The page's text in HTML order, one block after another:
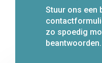
Stuur ons een
zo spoedig
beantwoorden.